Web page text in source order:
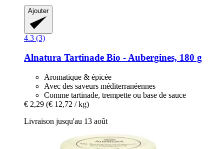
Ajouter
4.3 (3)
Alnatura Tartinade Bio -​ Aubergines, 180 g
Aromatique & épicée
Avec des saveurs méditerranéennes
Comme tartinade, trempette ou base de sauce
€ 2,29 (€ 12,72 / kg)
Livraison jusqu'au 13 août